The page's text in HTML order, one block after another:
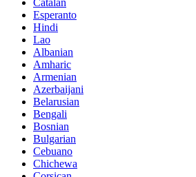
Catalan
Esperanto
Hindi
Lao
Albanian
Amharic
Armenian
Azerbaijani
Belarusian
Bengali
Bosnian
Bulgarian
Cebuano
Chichewa